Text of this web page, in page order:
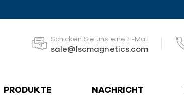
Schicken Sie uns eine E-Mail
sale@lscmagnetics.com
PRODUKTE NACHRICHT